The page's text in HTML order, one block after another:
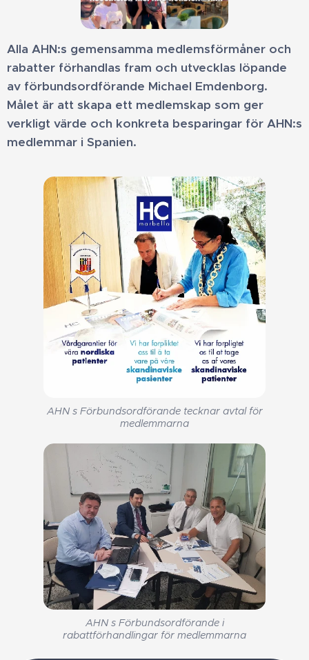
Alla AHN:s gemensamma medlemsförmåner och
rabatter förhandlas fram och utvecklas löpande
av förbundsordförande Michael Emdenborg.
Målet är att skapa ett medlemskap som ger
verkligt värde och konkreta besparingar för AHN:s
medlemmar i Spanien.
AHN s Förbundsordförande tecknar avtal för
medlemmarna
AHN s Förbundsordförande i
rabattförhandlingar för medlemmarna